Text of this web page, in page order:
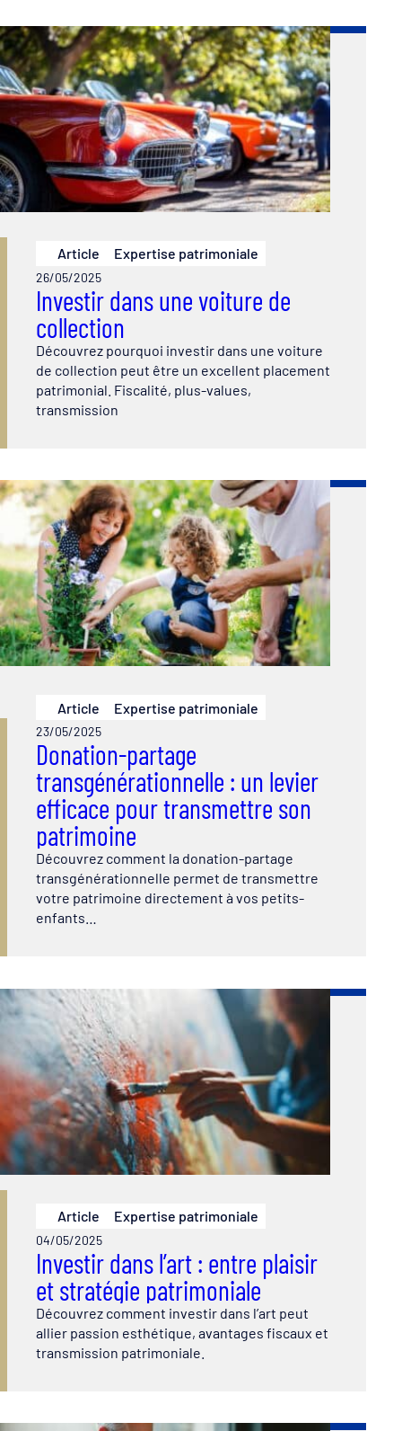
Article Expertise patrimoniale
26/05/2025
Investir dans une voiture de
collection
Découvrez pourquoi investir dans une voiture
de collection peut être un excellent placement
patrimonial. Fiscalité, plus-values,
transmission
Article Expertise patrimoniale
23/05/2025
Donation-partage
transgénérationnelle : un levier
efficace pour transmettre son
patrimoine
Découvrez comment la donation-partage
transgénérationnelle permet de transmettre
votre patrimoine directement à vos petits-
enfants…
Article Expertise patrimoniale
04/05/2025
Investir dans l’art : entre plaisir
et stratégie patrimoniale
Découvrez comment investir dans l’art peut
allier passion esthétique, avantages fiscaux et
transmission patrimoniale.